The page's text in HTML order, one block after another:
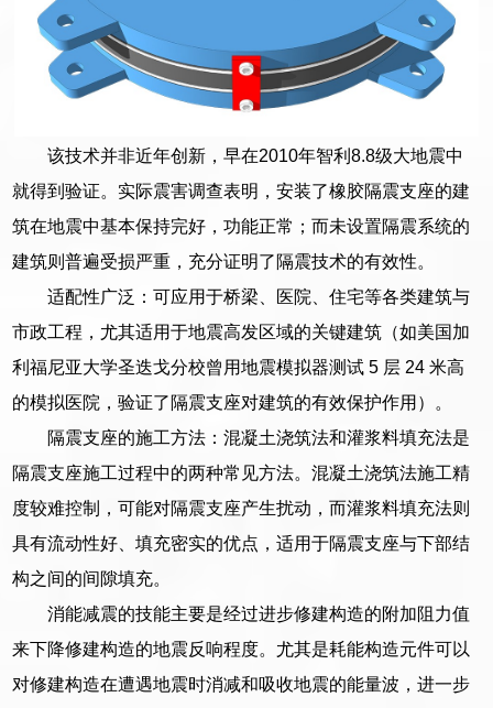
该技术并非近年创新，早在2010年智利8.8级大地震中
就得到验证。实际震害调查表明，安装了橡胶隔震支座的建
筑在地震中基本保持完好，功能正常；而未设置隔震系统的
建筑则普遍受损严重，充分证明了隔震技术的有效性。
适配性广泛：可应用于桥梁、医院、住宅等各类建筑与
市政工程，尤其适用于地震高发区域的关键建筑（如美国加
利福尼亚大学圣迭戈分校曾用地震模拟器测试 5 层 24 米高
的模拟医院，验证了隔震支座对建筑的有效保护作用）。
隔震支座的施工方法：混凝土浇筑法和灌浆料填充法是
隔震支座施工过程中的两种常见方法。混凝土浇筑法施工精
度较难控制，可能对隔震支座产生扰动，而灌浆料填充法则
具有流动性好、填充密实的优点，适用于隔震支座与下部结
构之间的间隙填充。
消能减震的技能主要是经过进步修建构造的附加阻力值
来下降修建构造的地震反响程度。尤其是耗能构造元件可以
对修建构造在遭遇地震时消减和吸收地震的能量波，进一步